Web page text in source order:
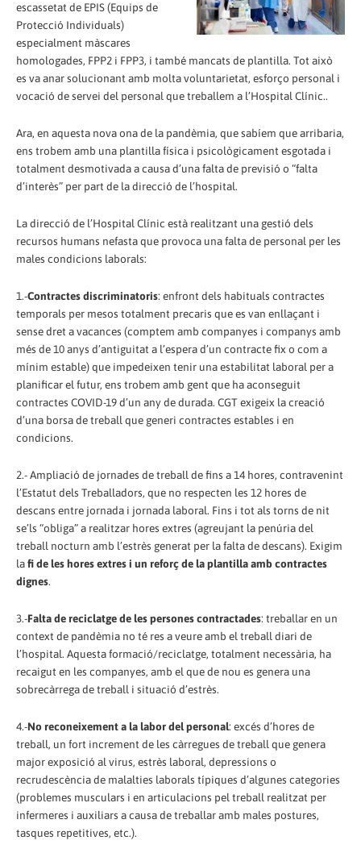
escassetat de EPIS (Equips de
Protecció Individuals)
especialment màscares
homologades, FPP2 i FPP3, i també mancats de plantilla. Tot això
es va anar solucionant amb molta voluntarietat, esforço personal i
vocació de servei del personal que treballem a l’Hospital Clínic..
Ara, en aquesta nova ona de la pandèmia, que sabíem que arribaria,
ens trobem amb una plantilla física i psicològicament esgotada i
totalment desmotivada a causa d’una falta de previsió o “falta
d’interès” per part de la direcció de l’hospital.
La direcció de l’Hospital Clínic està realitzant una gestió dels
recursos humans nefasta que provoca una falta de personal per les
males condicions laborals:
1.-Contractes discriminatoris: enfront dels habituals contractes
temporals per mesos totalment precaris que es van enllaçant i
sense dret a vacances (comptem amb companyes i companys amb
més de 10 anys d’antiguitat a l’espera d’un contracte fix o com a
mínim estable) que impedeixen tenir una estabilitat laboral per a
planificar el futur, ens trobem amb gent que ha aconseguit
contractes COVID-19 d’un any de durada. CGT exigeix la creació
d’una borsa de treball que generi contractes estables i en
condicions.
2.- Ampliació de jornades de treball de fins a 14 hores, contravenint
l’Estatut dels Treballadors, que no respecten les 12 hores de
descans entre jornada i jornada laboral. Fins i tot als torns de nit
se’ls “obliga” a realitzar hores extres (agreujant la penúria del
treball nocturn amb l’estrès generat per la falta de descans). Exigim
lafi de les hores extres i un reforç de la plantilla amb contractes
dignes.
3.-Falta de reciclatge de les persones contractades: treballar en un
context de pandèmia no té res a veure amb el treball diari de
l’hospital. Aquesta formació/reciclatge, totalment necessària, ha
recaigut en les companyes, amb el que de nou es genera una
sobrecàrrega de treball i situació d’estrès.
4.-No reconeixement a la labor del personal: excés d’hores de
treball, un fort increment de les càrregues de treball que genera
major exposició al virus, estrès laboral, depressions o
recrudescència de malalties laborals típiques d’algunes categories
(problemes musculars i en articulacions pel treball realitzat per
infermeres i auxiliars a causa de treballar amb males postures,
tasques repetitives, etc.).